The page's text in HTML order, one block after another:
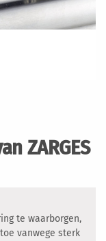
ZARGES
te waarborgen,
vanwege sterk